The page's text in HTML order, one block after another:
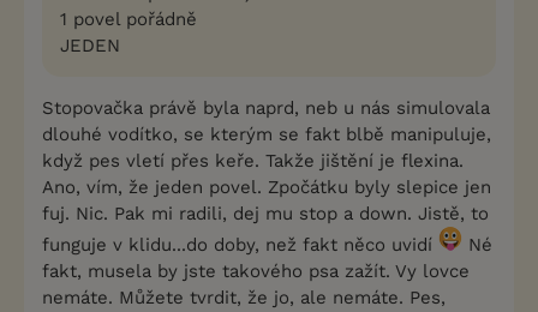
1 povel pořádně
JEDEN
Stopovačka právě byla naprd, neb u nás simulovala
dlouhé vodítko, se kterým se fakt blbě manipuluje,
když pes vletí přes keře. Takže jištění je flexina.
Ano, vím, že jeden povel. Zpočátku byly slepice jen
fuj. Nic. Pak mi radili, dej mu stop a down. Jistě, to
funguje v klidu...do doby, než fakt něco uvidí
Né
fakt, musela by jste takového psa zažít. Vy lovce
nemáte. Můžete tvrdit, že jo, ale nemáte. Pes,